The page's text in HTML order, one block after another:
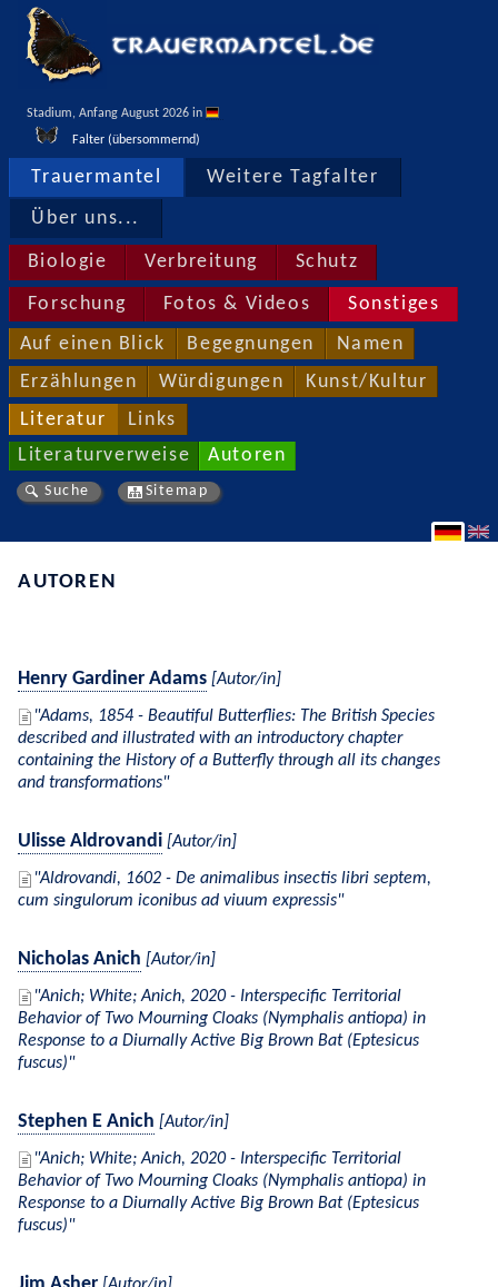
Stadium, Anfang August 2026 in
Falter (übersommernd)
Trauermantel Weitere Tagfalter
Über uns...
Biologie Verbreitung Schutz
Forschung Fotos & Videos Sonstiges
Auf einen Blick Begegnungen Namen
Erzählungen Würdigungen Kunst/Kultur
Literatur
Links
Literaturverweise
Autoren
Suche Sitemap
AUTOREN
Henry Gardiner Adams [Autor/in]
Adams, 1854 - Beautiful Butterflies: The British Species
described and illustrated with an introductory chapter
containing the History of a Butterfly through all its changes
and transformations
Ulisse Aldrovandi [Autor/in]
Aldrovandi, 1602 - De animalibus insectis libri septem,
cum singulorum iconibus ad viuum expressis
Nicholas Anich [Autor/in]
Anich; White; Anich, 2020 - Interspecific Territorial
Behavior of Two Mourning Cloaks (Nymphalis antiopa) in
Response to a Diurnally Active Big Brown Bat (Eptesicus
fuscus)
Stephen E Anich [Autor/in]
Anich; White; Anich, 2020 - Interspecific Territorial
Behavior of Two Mourning Cloaks (Nymphalis antiopa) in
Response to a Diurnally Active Big Brown Bat (Eptesicus
fuscus)